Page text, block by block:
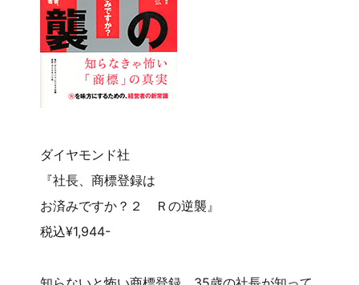
ダイヤモンド社
『社長、商標登録は
お済みですか？２ Ｒの逆襲』
税込¥1,944-